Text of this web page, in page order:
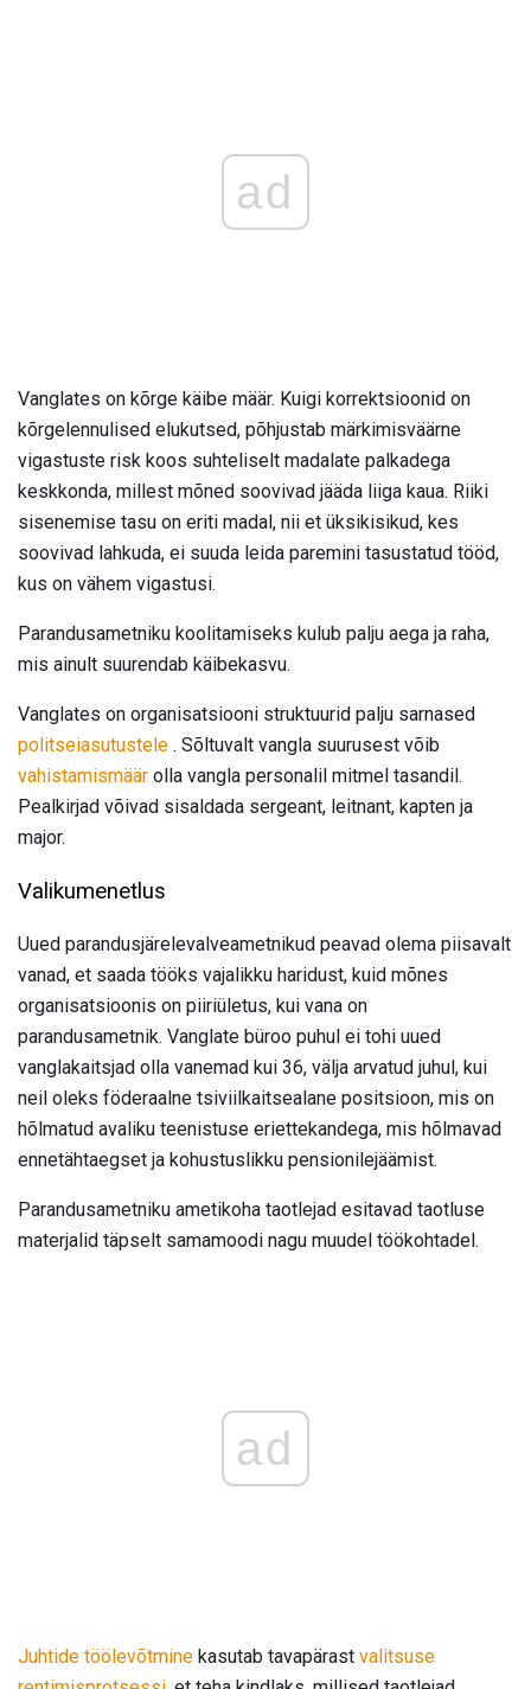
ad
Vanglates on kõrge käibe määr. Kuigi korrektsioonid on
kõrgelennulised elukutsed, põhjustab märkimisväärne
vigastuste risk koos suhteliselt madalate palkadega
keskkonda, millest mõned soovivad jääda liiga kaua. Riiki
sisenemise tasu on eriti madal, nii et üksikisikud, kes
soovivad lahkuda, ei suuda leida paremini tasustatud tööd,
kus on vähem vigastusi.
Parandusametniku koolitamiseks kulub palju aega ja raha,
mis ainult suurendab käibekasvu.
Vanglates on organisatsiooni struktuurid palju sarnased
politseiasutustele . Sõltuvalt vangla suurusest võib
vahistamismäär olla vangla personalil mitmel tasandil.
Pealkirjad võivad sisaldada sergeant, leitnant, kapten ja
major.
Valikumenetlus
Uued parandusjärelevalveametnikud peavad olema piisavalt
vanad, et saada tööks vajalikku haridust, kuid mõnes
organisatsioonis on piiriületus, kui vana on
parandusametnik. Vanglate büroo puhul ei tohi uued
vanglakaitsjad olla vanemad kui 36, välja arvatud juhul, kui
neil oleks föderaalne tsiviilkaitsealane positsioon, mis on
hõlmatud avaliku teenistuse eriettekandega, mis hõlmavad
ennetähtaegset ja kohustuslikku pensionilejäämist.
Parandusametniku ametikoha taotlejad esitavad taotluse
materjalid täpselt samamoodi nagu muudel töökohtadel.
ad
Juhtide töölevõtmine kasutab tavapärast valitsuse